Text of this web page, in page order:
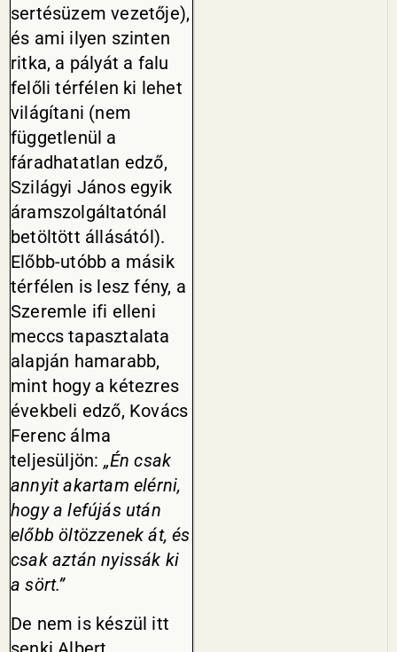
sertésüzem vezetője),
és ami ilyen szinten
ritka, a pályát a falu
felőli térfélen ki lehet
világítani (nem
függetlenül a
fáradhatatlan edző,
Szilágyi János egyik
áramszolgál­tatónál
betöltött állásától).
Előbb-utóbb a másik
térfélen is lesz fény, a
Szeremle ifi elleni
meccs tapasz­talata
alapján hamarabb,
mint hogy a kétezres
évekbeli edző, Ko­vács
Ferenc álma
teljesüljön: „Én csak
annyit akartam elérni,
hogy a lefújás után
előbb öltözzenek át, és
csak aztán nyissák ki
a sört.”
De nem is készül itt